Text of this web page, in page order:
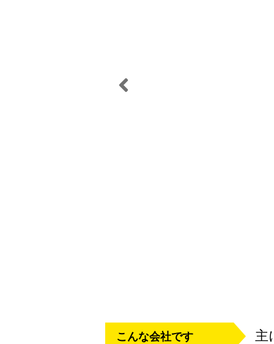
こんな会社です
主